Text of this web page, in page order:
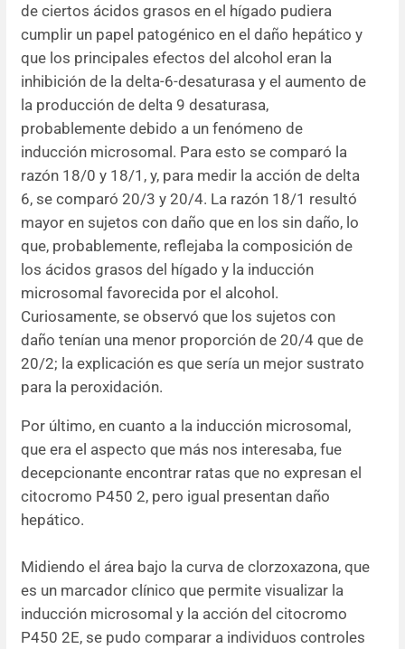
de ciertos ácidos grasos en el hígado pudiera
cumplir un papel patogénico en el daño hepático y
que los principales efectos del alcohol eran la
inhibición de la delta-6-desaturasa y el aumento de
la producción de delta 9 desaturasa,
probablemente debido a un fenómeno de
inducción microsomal. Para esto se comparó la
razón 18/0 y 18/1, y, para medir la acción de delta
6, se comparó 20/3 y 20/4. La razón 18/1 resultó
mayor en sujetos con daño que en los sin daño, lo
que, probablemente, reflejaba la composición de
los ácidos grasos del hígado y la inducción
microsomal favorecida por el alcohol.
Curiosamente, se observó que los sujetos con
daño tenían una menor proporción de 20/4 que de
20/2; la explicación es que sería un mejor sustrato
para la peroxidación.
Por último, en cuanto a la inducción microsomal,
que era el aspecto que más nos interesaba, fue
decepcionante encontrar ratas que no expresan el
citocromo P450 2, pero igual presentan daño
hepático.
Midiendo el área bajo la curva de clorzoxazona, que
es un marcador clínico que permite visualizar la
inducción microsomal y la acción del citocromo
P450 2E, se pudo comparar a individuos controles